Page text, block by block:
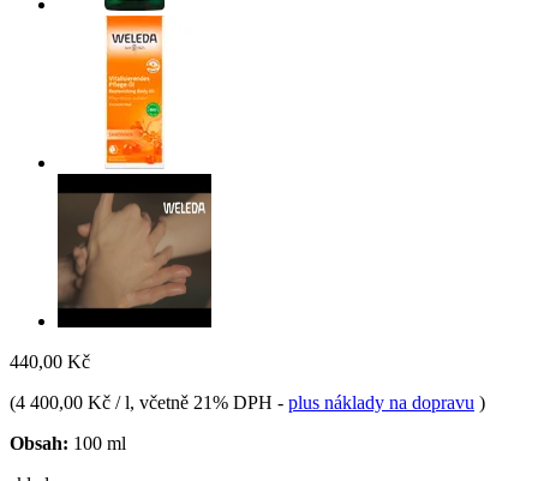
440,00 Kč
(4 400,00 Kč / l, včetně 21% DPH - plus náklady na dopravu )
Obsah: 100 ml